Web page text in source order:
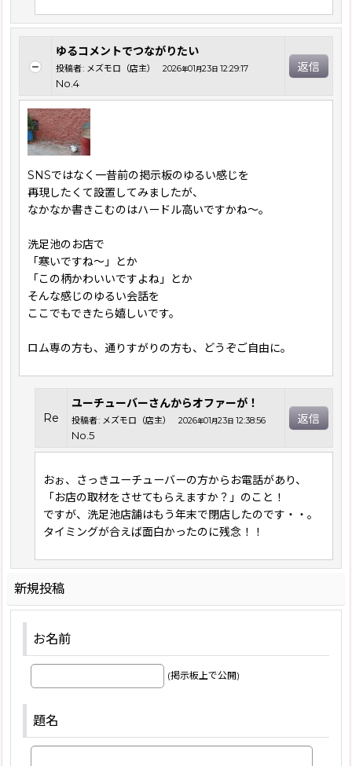
ゆるコメントでつながりたい
投稿者: メズモロ（店主） 2026年01 月23日 12:29:17
No.4
返信
SNSではなく一昔前の掲示板のゆるい感じを
再現したくて設置してみましたが、
なかなか書きこむのはハードル高いですかね〜。
洗足池のお店で
「寒いですね〜」とか
「この柄かわいいですよね」とか
そんな感じのゆるい会話を
ここでもできたら嬉しいです。
ロム専の方も、通りすがりの方も、どうぞご自由に。
Re
ユーチューバーさんからオファーが！
投稿者: メズモロ（店主） 2026年01 月23日 12:38:56
No.5
返信
おぉ、さっきユーチューバーの方からお電話があり、
「お店の取材をさせてもらえますか？」のこと！
ですが、洗足池店舗はもう年末で閉店したのです・・。
タイミングが合えば面白かったのに残念！！
新規投稿
お名前
(掲示板上で公開)
題名